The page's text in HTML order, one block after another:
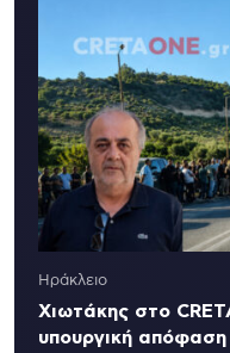
Ηράκλειο
Χιωτάκης στο
υπουργική